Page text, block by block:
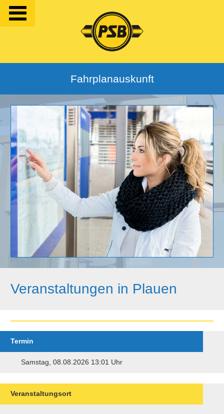
Fahrplanauskunft
Veranstaltungen in Plauen
Termin
Samstag, 08.08.2026 13:01 Uhr
Veranstaltungsort